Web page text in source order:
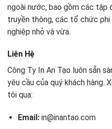
ngoài nước, bao gồm các tập
truyền thông, các tổ chức phi
nghiệp nhỏ và vừa.
Liên Hệ
Công Ty In An Tạo luôn sẵn
yêu cầu của quý khách hàng.
tôi qua:
Email:in@inantao.com